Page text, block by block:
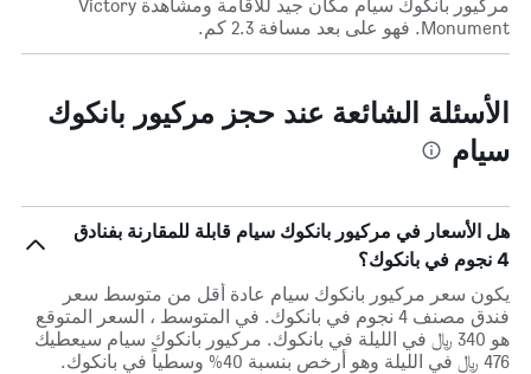
مركيور بانكوك سيام مكان جيد للأقامة ومشاهدة Victory
Monument. فهو على بعد مسافة 2.3 كم.
الأسئلة الشائعة عند حجز مركيور بانكوك
سيام
هل الأسعار في مركيور بانكوك سيام قابلة للمقارنة بفنادق
4 نجوم في بانكوك؟
يكون سعر مركيور بانكوك سيام عادة أقل من متوسط ​​سعر
فندق مصنف 4 نجوم في بانكوك. في المتوسط ، السعر المتوقع
هو 340 ﷼ في الليلة في بانكوك. مركيور بانكوك سيام سيعطيك
476 ﷼ في الليلة وهو أرخص بنسبة 40% وسطياً في بانكوك.